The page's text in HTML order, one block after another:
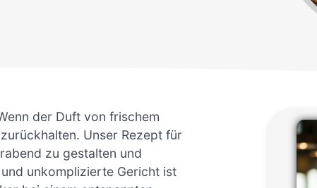
der Duft von frischem
Unser Rezept für
zu gestalten und
unkomplizierte Gericht ist